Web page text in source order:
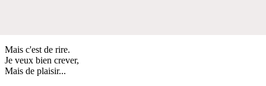
Mais c'est de rire.
Je veux bien crever,
Mais de plaisir...